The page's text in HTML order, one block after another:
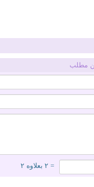
مطلب
= ۲ بعلاوه ۲